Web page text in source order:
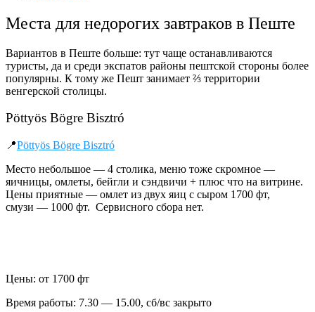
Места для недорогих завтраков в Пеште
Вариантов в Пеште больше: тут чаще останавливаются
туристы, да и среди экспатов районы пештской стороны более
популярны. К тому же Пешт занимает ⅔ территории
венгерской столицы.
Pöttyös Bögre Bisztró
📍Pöttyös Bögre Bisztró
Место небольшое — 4 столика, меню тоже скромное —
яичницы, омлеты, бейгли и сэндвичи + плюс что на витрине.
Цены приятные — омлет из двух яиц с сыром 1700 фт,
смузи — 1000 фт. Сервисного сбора нет.
Цены: от 1700 фт
Время работы: 7.30 — 15.00, сб/вс закрыто